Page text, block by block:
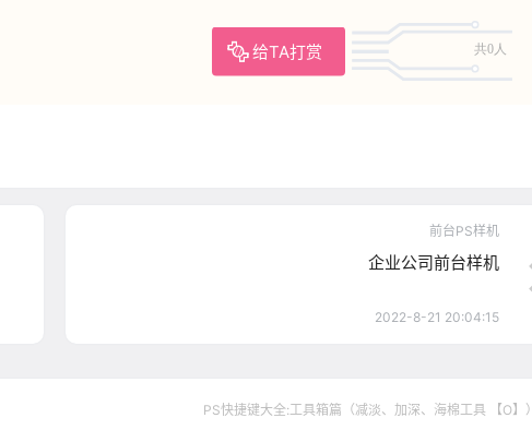
给TA打赏 共0人
前台PS样机
企业公司前台样机
2022-8-21 20:04:15
PS快捷键大全:工具箱篇（减淡、加深、海棉工具 【O】）